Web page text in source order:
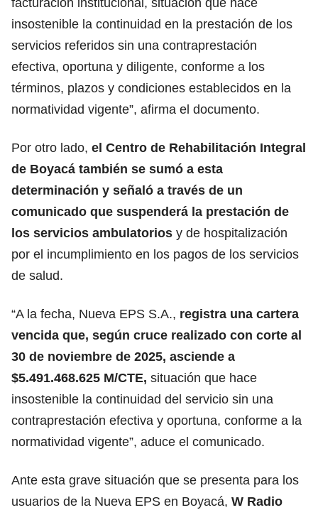
facturación institucional, situación que hace
insostenible la continuidad en la prestación de los
servicios referidos sin una contraprestación
efectiva, oportuna y diligente, conforme a los
términos, plazos y condiciones establecidos en la
normatividad vigente”, afirma el documento.
Por otro lado, el Centro de Rehabilitación Integral
de Boyacá también se sumó a esta
determinación y señaló a través de un
comunicado que suspenderá la prestación de
los servicios ambulatorios y de hospitalización
por el incumplimiento en los pagos de los servicios
de salud.
“A la fecha, Nueva EPS S.A., registra una cartera
vencida que, según cruce realizado con corte al
30 de noviembre de 2025, asciende a
$5.491.468.625 M/CTE, situación que hace
insostenible la continuidad del servicio sin una
contraprestación efectiva y oportuna, conforme a la
normatividad vigente”, aduce el comunicado.
Ante esta grave situación que se presenta para los
usuarios de la Nueva EPS en Boyacá, W Radio